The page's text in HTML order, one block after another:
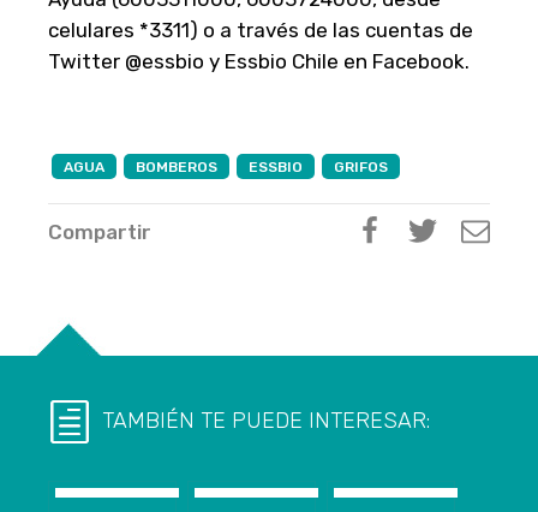
celulares *3311) o a través de las cuentas de
Twitter @essbio y Essbio Chile en Facebook.
AGUA BOMBEROS ESSBIO GRIFOS
Compartir
TAMBIÉN TE PUEDE INTERESAR: